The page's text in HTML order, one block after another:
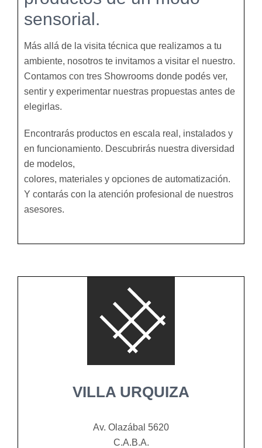
sensorial.
Más allá de la visita técnica que realizamos a tu
ambiente, nosotros te invitamos a visitar el nuestro.
Contamos con tres Showrooms donde podés ver,
sentir y experimentar nuestras propuestas antes de
elegirlas.
Encontrarás productos en escala real, instalados y
en funcionamiento. Descubrirás nuestra diversidad
de modelos,
colores, materiales y opciones de automatización.
Y contarás con la atención profesional de nuestros
asesores.
VILLA URQUIZA
Av. Olazábal 5620
C.A.B.A.